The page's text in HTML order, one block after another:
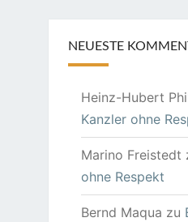
NEUESTE
Heinz-Hubert
Kanzler ohne
Marino Freistedt
ohne Respekt
Bernd Maqua zu